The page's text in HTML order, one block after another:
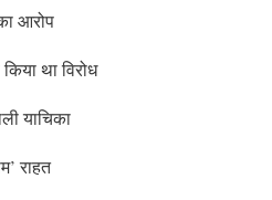
आरोप
था विरोध
याचिका
राहत